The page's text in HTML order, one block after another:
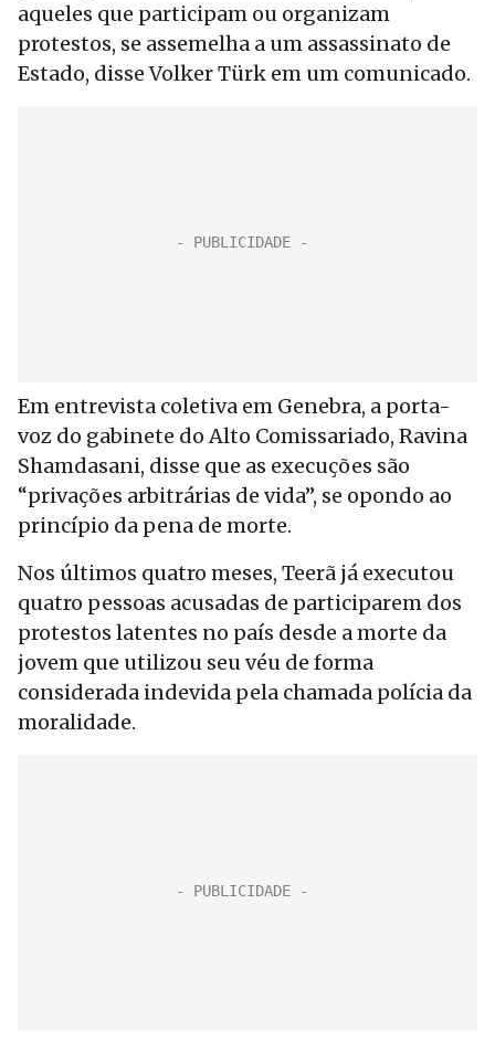
aqueles que participam ou organizam
protestos, se assemelha a um assassinato de
Estado, disse Volker Türk em um comunicado.
Em entrevista coletiva em Genebra, a porta-
voz do gabinete do Alto Comissariado, Ravina
Shamdasani, disse que as execuções são
“privações arbitrárias de vida”, se opondo ao
princípio da pena de morte.
Nos últimos quatro meses, Teerã já executou
quatro pessoas acusadas de participarem dos
protestos latentes no país desde a morte da
jovem que utilizou seu véu de forma
considerada indevida pela chamada polícia da
moralidade.